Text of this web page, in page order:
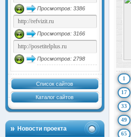
Просмотров: 3386
Просмотров: 3166
Просмотров: 2798
Список сайтов
Каталог сайтов
Новости проекта
1
17
33
49
65